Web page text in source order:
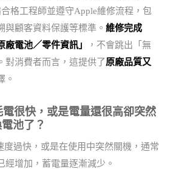
格工程師並遵守Apple維修流程，包
與顧客資料保護等標準。維修完成
電池／零件資訊」
，不會跳出「無
對消費者而言，這提供了原廠品質又
。
電很快，或是電量還很高卻突然
池了？
度過快，或是在使用中突然關機，通常
經增加，蓄電量逐漸減少。